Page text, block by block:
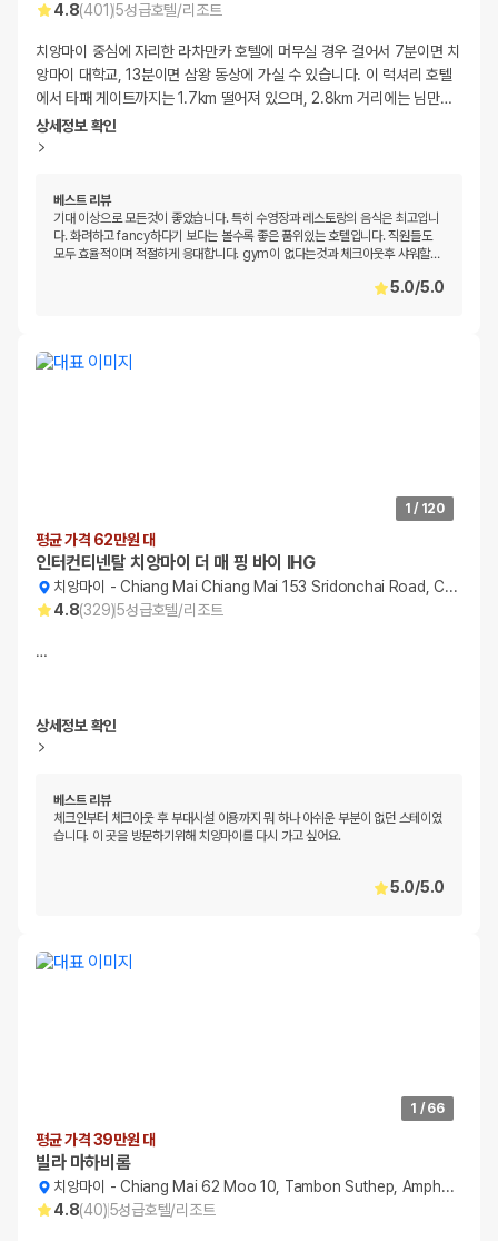
4.8(401)5성급호텔/리조트
치앙마이 중심에 자리한 라차만카 호텔에 머무실 경우 걸어서 7분이면 치
앙마이 대학교, 13분이면 삼왕 동상에 가실 수 있습니다. 이 럭셔리 호텔
에서 타패 게이트까지는 1.7km 떨어져 있으며, 2.8km 거리에는 님만…
상세정보 확인
베스트 리뷰
기대 이상으로 모든것이 좋았습니다. 특히 수영장과 레스토랑의 음식은 최고입니
다. 화려하고 fancy하다기 보다는 볼수록 좋은 품위있는 호텔입니다. 직원들도
모두 효율적이며 적절하게 응대합니다. gym이 없다는것과 체크아웃후 샤워할…
5.0/5.0
1 / 120
평균 가격 62만원 대
인터컨티넨탈 치앙마이 더 매 핑 바이 IHG
치앙마이 -Chiang Mai Chiang Mai 153 Sridonchai Road, Chang Klan
4.8(329)5성급호텔/리조트
…
상세정보 확인
베스트 리뷰
체크인부터 체크아웃 후 부대시설 이용까지 뭐 하나 아쉬운 부분이 없던 스테이였
습니다. 이 곳을 방문하기위해 치앙마이를 다시 가고 싶어요.
5.0/5.0
1 / 66
평균 가격 39만원 대
빌라 마하비롬
치앙마이 -Chiang Mai 62 Moo 10, Tambon Suthep, Amphur Muang
4.8(40)5성급호텔/리조트